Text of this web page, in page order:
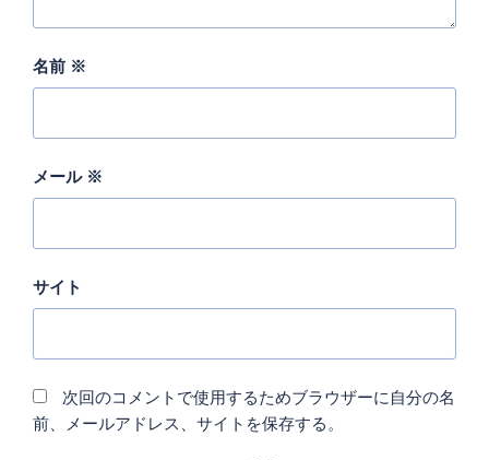
名前 ※
メール ※
サイト
次回のコメントで使用するためブラウザーに自分の名
前、メールアドレス、サイトを保存する。